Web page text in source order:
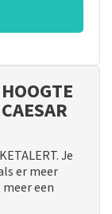
Je
er meer
een